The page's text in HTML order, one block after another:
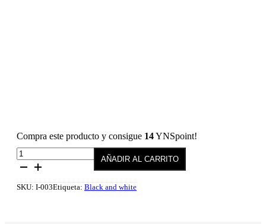
Compra este producto y consigue 14YNSpoint!
Esmalte
semipermanente
Daintiness
AÑADIR AL CARRITO
SKU: I-003Etiqueta: Black and white